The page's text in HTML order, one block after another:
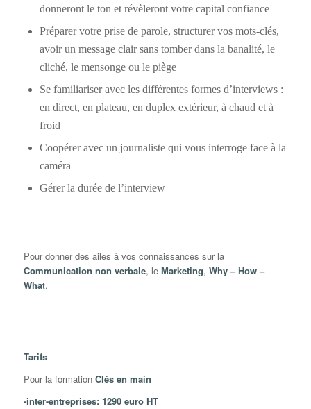
donneront le ton et révèleront votre capital confiance
Préparer votre prise de parole, structurer vos mots-clés,
avoir un message clair sans tomber dans la banalité, le
cliché, le mensonge ou le piège
Se familiariser avec les différentes formes d’interviews :
en direct, en plateau, en duplex extérieur, à chaud et à
froid
Coopérer avec un journaliste qui vous interroge face à la
caméra
Gérer la durée de l’interview
Pour donner des ailes à vos connaissances sur la
Communication non verbale, le Marketing, Why – How –
What.
Tarifs
Pour la formation Clés en main
-inter-entreprises: 1290 euro HT